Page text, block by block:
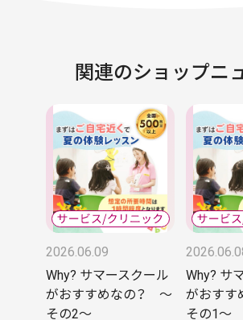
関連のショップニ
2026.06.09
Why? サマースクール
がおすすめなの？ 〜
その2〜
Why? サ
がおす
その1〜